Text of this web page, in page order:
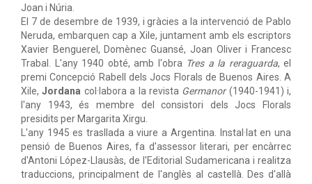
Joan i Núria.
El 7 de desembre de 1939, i gràcies a la intervenció de Pablo
Neruda, embarquen cap a Xile, juntament amb els escriptors
Xavier Benguerel, Domènec Guansé, Joan Oliver i Francesc
Trabal. L'any 1940 obté, amb
l'obra Tres a la reraguarda, el
premi Concepció Rabell dels Jocs Florals de Buenos Aires. A
Xile,Jordana col·labora a la revista Germanor(1940-1941) i,
l'any 1943, és membre del consistori dels Jocs Florals
presidits per Margarita Xirgu.
L'any 1945 es trasllada a viure a Argentina. Instal·lat en una
pensió de Buenos Aires, fa d'assessor literari, per encàrrec
d'Antoni López-Llausàs, de l'Editorial Sudamericana i realitza
traduccions, principalment de l'anglès al castellà. Des d'allà